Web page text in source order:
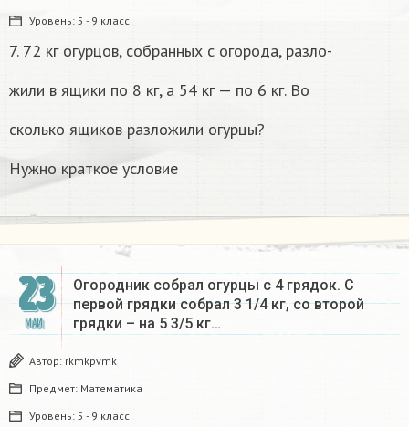
Уровень: 5 - 9 класс
7. 72 кг огурцов, собранных с огорода, разло-
жили в ящики по 8 кг, а 54 кг — по 6 кг. Во
сколько ящиков разложили огурцы?
Нужно краткое условие
23
МАЙ
Огородник собрал огурцы с 4 грядок. С
первой грядки собрал 3 1/4 кг, со второй
грядки – на 5 3/5 кг…
Автор: rkmkpvmk
Предмет: Математика
Уровень: 5 - 9 класс